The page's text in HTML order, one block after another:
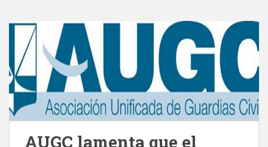
AUGC lamenta que el